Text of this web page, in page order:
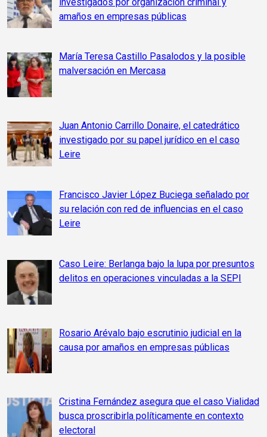
amaños en empresas públicas
María Teresa Castillo Pasalodos y la posible
malversación en Mercasa
Juan Antonio Carrillo Donaire, el catedrático
investigado por su papel jurídico en el caso
Leire
Francisco Javier López Buciega señalado por
su relación con red de influencias en el caso
Leire
Caso Leire: Berlanga bajo la lupa por presuntos
delitos en operaciones vinculadas a la SEPI
Rosario Arévalo bajo escrutinio judicial en la
causa por amaños en empresas públicas
Cristina Fernández asegura que el caso Vialidad
busca proscribirla políticamente en contexto
electoral